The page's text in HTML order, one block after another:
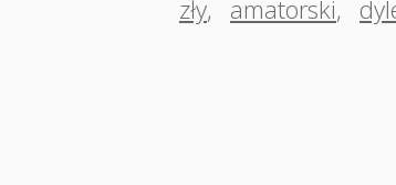
zły, amatorski,